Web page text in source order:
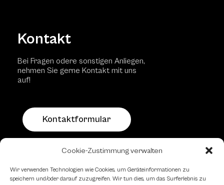
Cookie-Zustimmung verwalten
Wir verwenden Technologien wie Cookies, um Geräteinformationen zu
speichern und/oder darauf zuzugreifen. Wir tun dies, um das Surferlebnis zu
Kontakt
Bei Fragen odere sonstigen Anliegen,
nehmen Sie gerne Kontakt mit uns
auf!
Kontaktformular
Schachfreundliche Lokale